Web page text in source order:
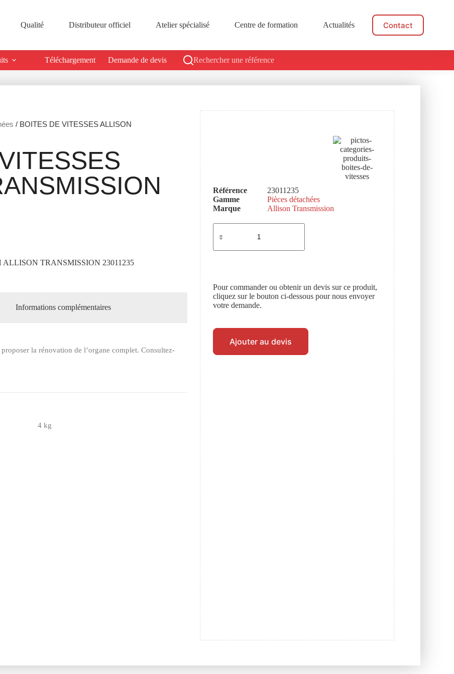
Qualité Distributeur officiel Atelier spécialisé Centre de formation Actualités Contact
Téléchargement Demande de devis Rechercher une référence
/ BOITES DE VITESSES ALLISON
TRANSMISSION 23011235
Informations complémentaires
la rénovation de l’organe complet. Consultez-
4 kg
Référence
23011235
Gamme
Pièces détachées
Marque
Allison Transmission
Pour commander ou obtenir un devis sur ce produit,
cliquez sur le bouton ci-dessous pour nous envoyer
votre demande.
Ajouter au devis